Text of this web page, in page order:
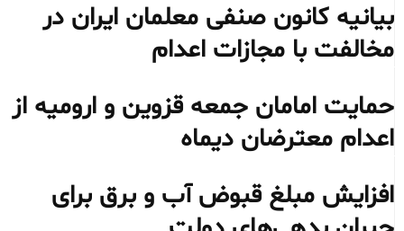
بیانیه کانون صنفی معلمان ایران در
مخالفت با مجازات اعدام
حمایت امامان جمعه قزوین و ارومیه از
اعدام معترضان دیماه
افزایش مبلغ قبوض آب و برق برای